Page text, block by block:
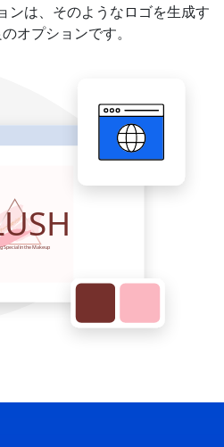
ンは、そのようなロゴを生成す
オプションです。